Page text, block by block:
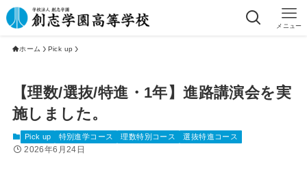
メニュー
ホーム Pick up
【理数/選抜/特進・1年】進路講演会を実
施しました。
Pick up 特別進学コース 理数特別コース 選抜特進コース
2026年6月24日